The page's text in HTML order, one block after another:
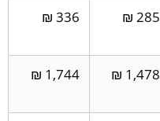
285 ₪
336 ₪
1,478 ₪
1,744 ₪